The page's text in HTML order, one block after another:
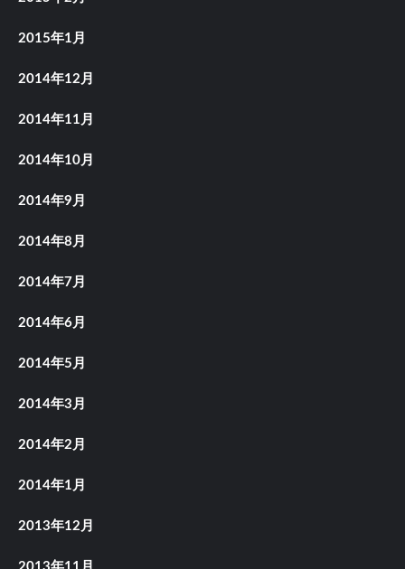
2015年1月
2014年12月
2014年11月
2014年10月
2014年9月
2014年8月
2014年7月
2014年6月
2014年5月
2014年3月
2014年2月
2014年1月
2013年12月